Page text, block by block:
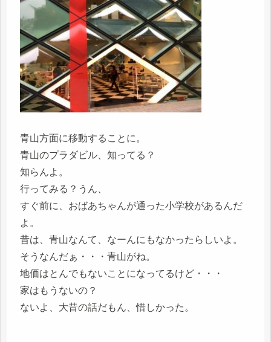
青山方面に移動することに。
青山のプラダビル、知ってる？
知らんよ。
行ってみる？うん、
すぐ前に、おばあちゃんが通った小学校があるんだ
よ。
昔は、青山なんて、なーんにもなかったらしいよ。
そうなんだぁ・・・青山がね。
地価はとんでもないことになってるけど・・・
家はもうないの？
ないよ、大昔の話だもん、惜しかった。